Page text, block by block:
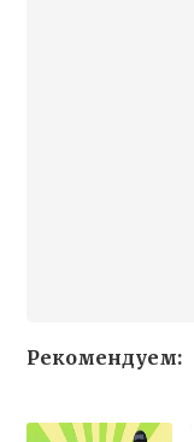
Рекомендуем: